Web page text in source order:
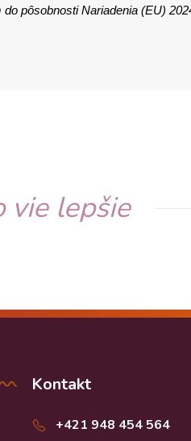
pôsobnosti Nariadenia (EU)
vie lepšie
Kontakt
+421 948 454 564